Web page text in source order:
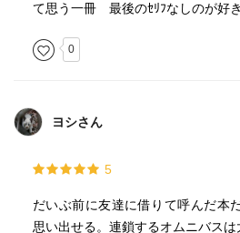
て思う一冊 最後のｾﾘﾌなしのが好き
0
ヨシさん
5
だいぶ前に友達に借りて呼んだ本
思い出せる。連鎖するオムニバスは